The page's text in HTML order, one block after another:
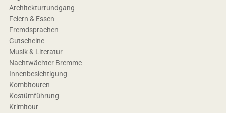
Architekturrundgang
Feiern & Essen
Fremdsprachen
Gutscheine
Musik & Literatur
Nachtwächter Bremme
Innenbesichtigung
Kombitouren
Kostümführung
Krimitour